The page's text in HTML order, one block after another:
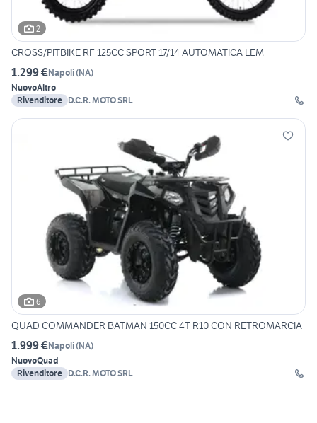
2
CROSS/PITBIKE RF 125CC SPORT 17/14 AUTOMATICA LEM
1.299 €Napoli(NA)
NuovoAltro
Rivenditore D.C.R. MOTO SRL
6
QUAD COMMANDER BATMAN 150CC 4T R10 CON RETROMARCIA
1.999 €Napoli(NA)
NuovoQuad
Rivenditore D.C.R. MOTO SRL